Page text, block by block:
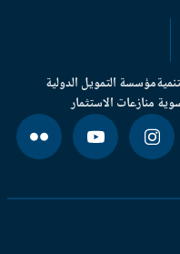
مؤسسة التمويل الدولية
منازعات الاستثمار